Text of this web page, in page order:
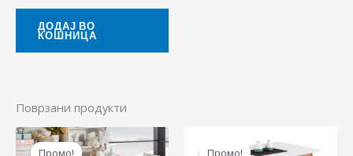
ДОДАЈ ВО
КОШНИЦА
Поврзани продукти
Промо!
Промо!
Original
price
price
Промо!
Промо!
price